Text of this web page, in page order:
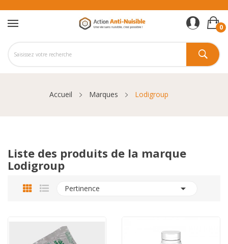
0
Accueil Marques Lodigroup
Liste des produits de la marque
Lodigroup
Pertinence 